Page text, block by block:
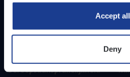
Accept all
Deny
Part­ner­ships
Beroeps­aan­spra­ke­lijk­heid